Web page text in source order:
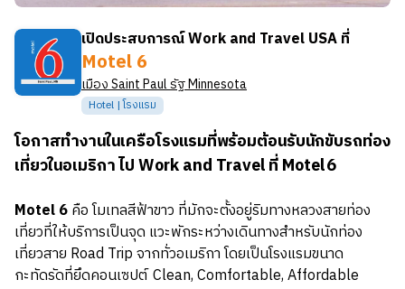
เปิดประสบการณ์ Work and Travel USA ที่
Motel 6
เมืองSaint PaulรัฐMinnesota
Hotel | โรงแรม
โอกาสทำงานในเครือโรงแรมที่พร้อมต้อนรับนักขับรถท่อง
เที่ยวในอเมริกา ไป Work and Travel ที่ Motel 6
Motel 6คือ โมเทลสีฟ้าขาว ที่มักจะตั้งอยู่ริมทางหลวงสายท่อง
เที่ยวที่ให้บริการเป็นจุด แวะพักระหว่างเดินทางสำหรับนักท่อง
เที่ยวสาย Road Trip จากทั่วอเมริกา โดยเป็นโรงแรมขนาด
กะทัดรัดที่ยึดคอนเซปต์ Clean, Comfortable, Affordable